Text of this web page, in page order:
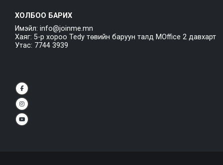
ХОЛБОО БАРИХ
Имэйл: info@joinme.mn
Хаяг: 5-р хороо Tedy төвийн баруун талд MOffice 2 давхарт
Утас: 7744 3939